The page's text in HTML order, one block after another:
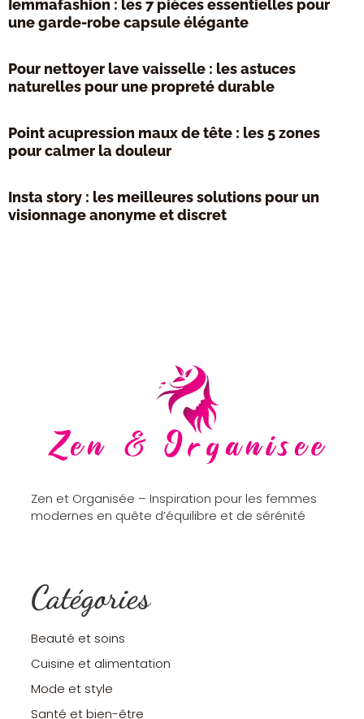
Iemmafashion : les 7 pièces essentielles pour
une garde-robe capsule élégante
Pour nettoyer lave vaisselle : les astuces
naturelles pour une propreté durable
Point acupression maux de tête : les 5 zones
pour calmer la douleur
Insta story : les meilleures solutions pour un
visionnage anonyme et discret
Zen et Organisée – Inspiration pour les femmes
modernes en quête d’équilibre et de sérénité
Catégories
Beauté et soins
Cuisine et alimentation
Mode et style
Santé et bien-être